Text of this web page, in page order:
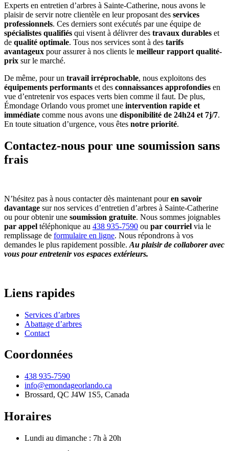
Experts en entretien d’arbres à Sainte-Catherine, nous avons le
plaisir de servir notre clientèle en leur proposant des services
professionnels. Ces derniers sont exécutés par une équipe de
spécialistes qualifiés qui visent à délivrer des travaux durables et
de qualité optimale. Tous nos services sont à des tarifs
avantageux pour assurer à nos clients le meilleur rapport qualité-
prix sur le marché.
De même, pour un travail irréprochable, nous exploitons des
équipements performants et des connaissances approfondies en
vue d’entretenir vos espaces verts bien comme il faut. De plus,
Émondage Orlando vous promet une intervention rapide et
immédiate comme nous avons une disponibilité de 24h24 et 7j/7.
En toute situation d’urgence, vous êtes notre priorité.
Contactez-nous pour une soumission sans
frais
N’hésitez pas à nous contacter dès maintenant pouren savoir
davantage sur nos services d’entretien d’arbres à Sainte-Catherine
ou pour obtenir une soumission gratuite. Nous sommes joignables
par appel téléphonique au 438 935-7590 ou par courriel via le
remplissage de formulaire en ligne. Nous répondrons à vos
demandes le plus rapidement possible. Au plaisir de collaborer avec
vous pour entretenir vos espaces extérieurs.
Liens rapides
Services d’arbres
Abattage d’arbres
Contact
Coordonnées
438 935-7590
info@emondageorlando.ca
Brossard, QC J4W 1S5, Canada
Horaires
Lundi au dimanche : 7h à 20h